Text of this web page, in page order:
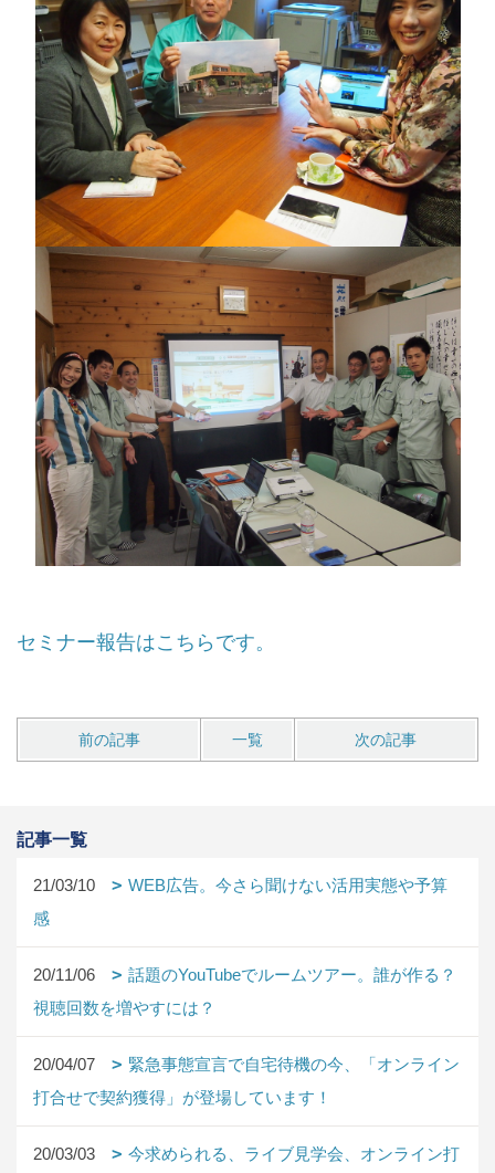
セミナー報告はこちらです。
前の記事 一覧 次の記事
記事一覧
21/03/10
WEB広告。今さら聞けない活用実態や予算
感
20/11/06
話題のYouTubeでルームツアー。誰が作る？
視聴回数を増やすには？
20/04/07
緊急事態宣言で自宅待機の今、「オンライン
打合せで契約獲得」が登場しています！
20/03/03
今求められる、ライブ見学会、オンライン打